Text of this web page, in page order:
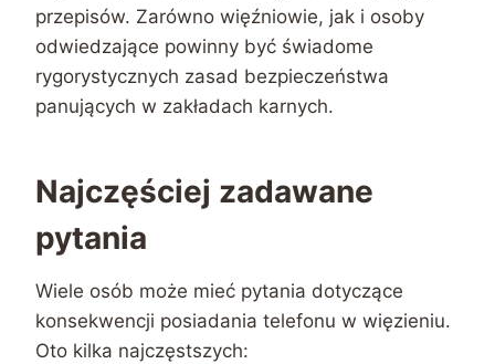
przepisów. Zarówno więźniowie, jak i osoby
odwiedzające powinny być świadome
rygorystycznych zasad bezpieczeństwa
panujących w zakładach karnych.
Najczęściej zadawane
pytania
Wiele osób może mieć pytania dotyczące
konsekwencji posiadania telefonu w więzieniu.
Oto kilka najczęstszych: